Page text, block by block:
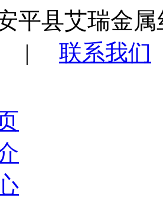
平县艾瑞金
| 联系我们